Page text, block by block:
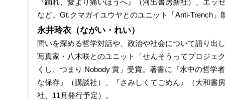
など。Gt.クマガイユウヤとのユニット「Anti-Trench」
永井玲衣（ながい・れい）
問いを深める哲学対話や、政治や社会について語り出
写真家・八木咲とのユニット「せんそうってプロジェ
くし、つまり Nobody 賞」受賞。著書に『水中の哲学
な保存』（講談社）、『さみしくてごめん』（大和書
社、11月発行予定）。